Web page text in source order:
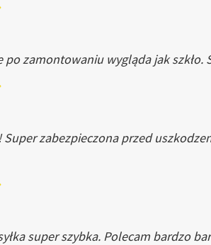
zamontowaniu wygląda jak szkło.
zabezpieczona przed
super szybka. Polecam bardzo